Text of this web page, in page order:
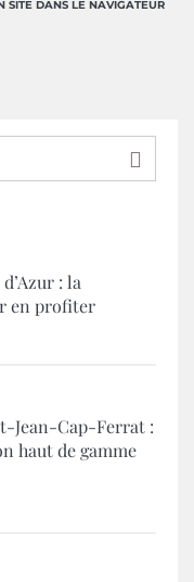
SITE DANS LE NAVIGATEUR
: la
en profiter
Jean-Cap-Ferrat :
haut de gamme